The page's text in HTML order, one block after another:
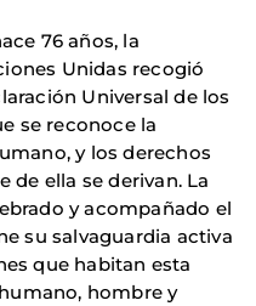
76 años, la
Unidas recogió
Universal de los
se reconoce la
y los derechos
de ella se derivan. La
y acompañado el
su salvaguardia activa
que habitan esta
hombre y